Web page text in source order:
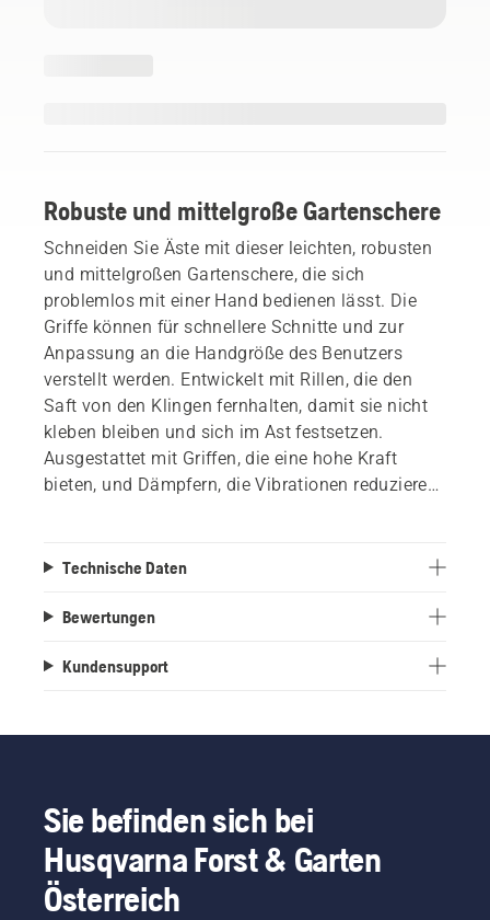
Robuste und mittelgroße Gartenschere
Schneiden Sie Äste mit dieser leichten, robusten
und mittelgroßen Gartenschere, die sich
problemlos mit einer Hand bedienen lässt. Die
Griffe können für schnellere Schnitte und zur
Anpassung an die Handgröße des Benutzers
verstellt werden. Entwickelt mit Rillen, die den
Saft von den Klingen fernhalten, damit sie nicht
kleben bleiben und sich im Ast festsetzen.
Ausgestattet mit Griffen, die eine hohe Kraft
bieten, und Dämpfern, die Vibrationen reduzieren
Technische Daten
Bewertungen
Kundensupport
Sie befinden sich bei
Husqvarna Forst & Garten
Österreich